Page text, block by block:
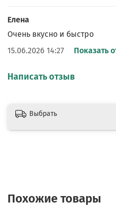
Елена
Очень вкусно и быстро
15.06.2026 14:27
Показать
Написать отзыв
Выбрать
Похожие товары